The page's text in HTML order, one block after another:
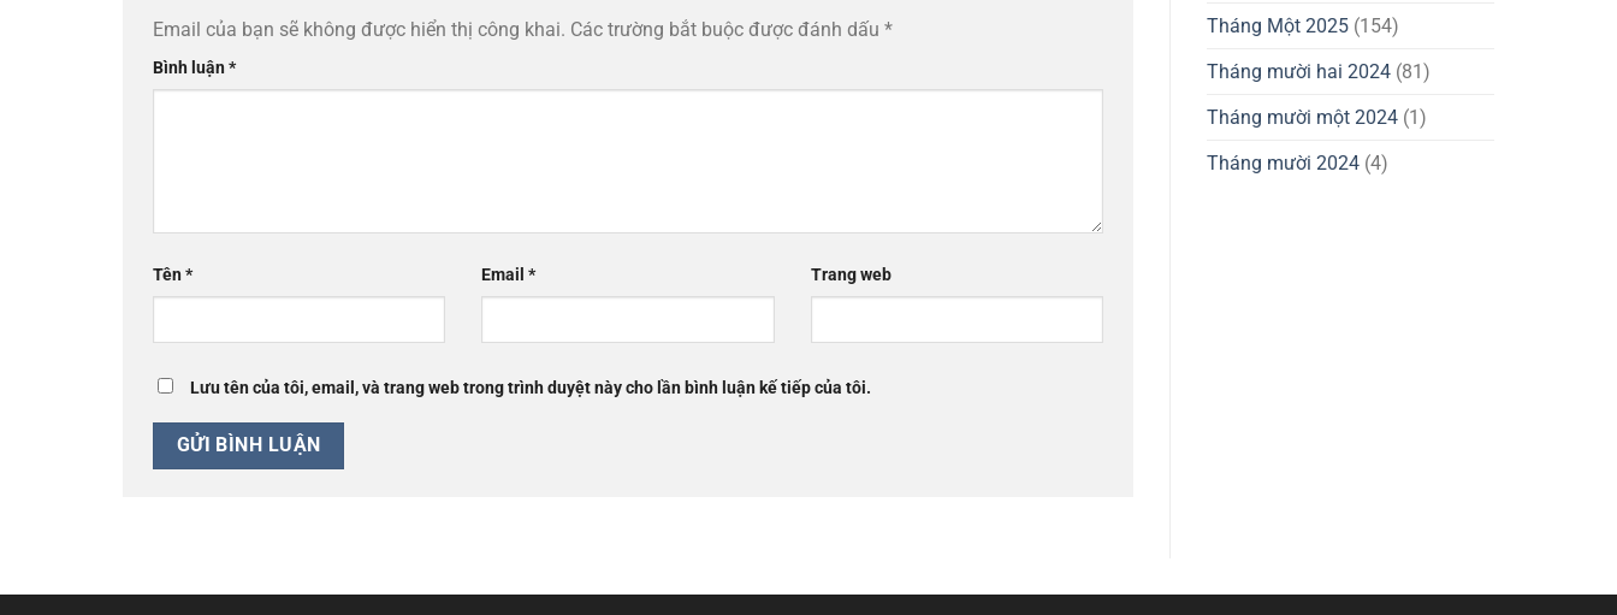
Email của bạn sẽ không được hiển thị công khai. Các trường bắt buộc được đánh dấu *
Bình luận*
Tên* Email* Trang web
Lưu tên của tôi, email, và trang web trong trình duyệt này cho lần bình luận kế tiếp của tôi.
Tháng Một 2025 (154)
Tháng mười hai 2024 (81)
Tháng mười một 2024 (1)
Tháng mười 2024 (4)